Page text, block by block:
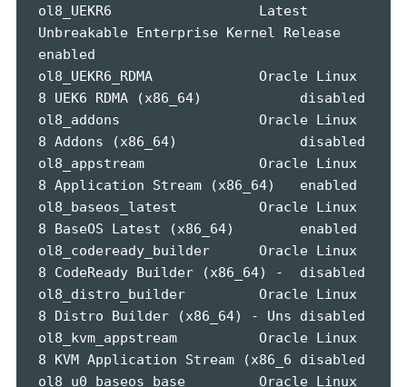
ol8_UEKR6                  Latest
Unbreakable Enterprise Kernel Release
enabled
ol8_UEKR6_RDMA             Oracle Linux
8 UEK6 RDMA (x86_64)            disabled
ol8_addons                 Oracle Linux
8 Addons (x86_64)               disabled
ol8_appstream              Oracle Linux
8 Application Stream (x86_64)   enabled
ol8_baseos_latest          Oracle Linux
8 BaseOS Latest (x86_64)        enabled
ol8_codeready_builder      Oracle Linux
8 CodeReady Builder (x86_64) -  disabled
ol8_distro_builder         Oracle Linux
8 Distro Builder (x86_64) - Uns disabled
ol8_kvm_appstream          Oracle Linux
8 KVM Application Stream (x86_6 disabled
ol8_u0_baseos_base         Oracle Linux